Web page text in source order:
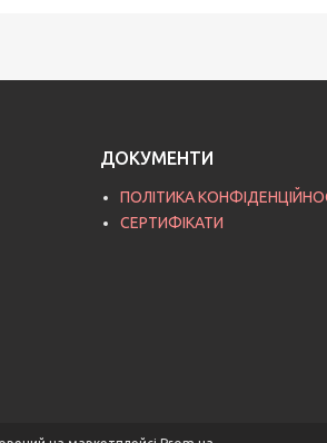
ДОКУМЕНТИ
ПОЛІТИКА
СЕРТИФІКАТИ